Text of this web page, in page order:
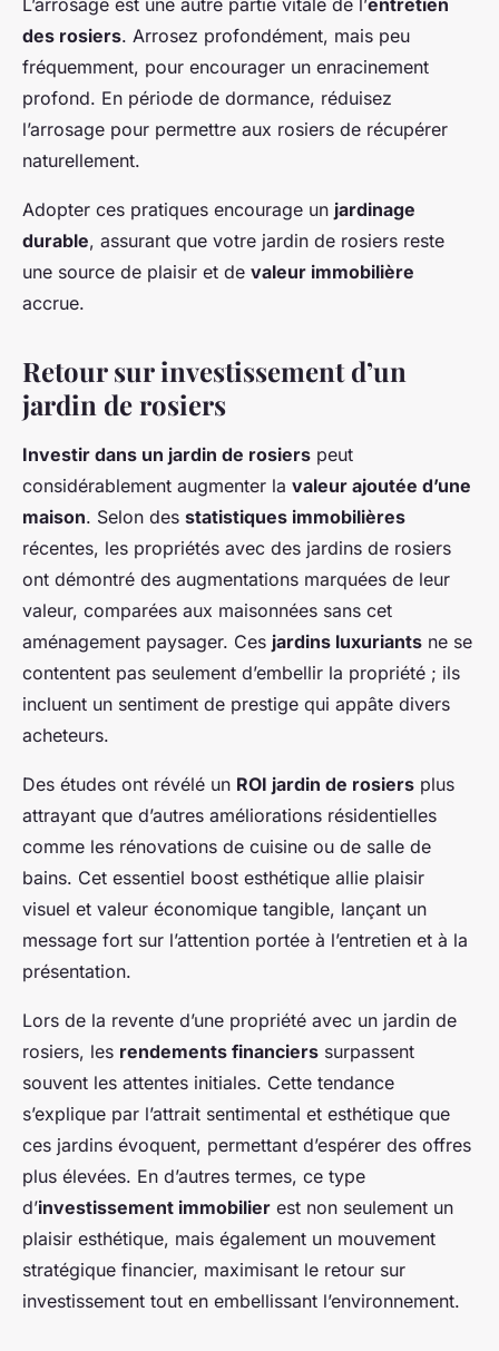
L’arrosage est une autre partie vitale de l’entretien
des rosiers. Arrosez profondément, mais peu
fréquemment, pour encourager un enracinement
profond. En période de dormance, réduisez
l’arrosage pour permettre aux rosiers de récupérer
naturellement.
Adopter ces pratiques encourage un jardinage
durable, assurant que votre jardin de rosiers reste
une source de plaisir et de valeur immobilière
accrue.
Retour sur investissement d’un
jardin de rosiers
Investir dans un jardin de rosiers peut
considérablement augmenter la valeur ajoutée d’une
maison. Selon des statistiques immobilières
récentes, les propriétés avec des jardins de rosiers
ont démontré des augmentations marquées de leur
valeur, comparées aux maisonnées sans cet
aménagement paysager. Ces jardins luxuriants ne se
contentent pas seulement d’embellir la propriété ; ils
incluent un sentiment de prestige qui appâte divers
acheteurs.
Des études ont révélé un ROI jardin de rosiers plus
attrayant que d’autres améliorations résidentielles
comme les rénovations de cuisine ou de salle de
bains. Cet essentiel boost esthétique allie plaisir
visuel et valeur économique tangible, lançant un
message fort sur l’attention portée à l’entretien et à la
présentation.
Lors de la revente d’une propriété avec un jardin de
rosiers, les rendements financiers surpassent
souvent les attentes initiales. Cette tendance
s’explique par l’attrait sentimental et esthétique que
ces jardins évoquent, permettant d’espérer des offres
plus élevées. En d’autres termes, ce type
d’investissement immobilier est non seulement un
plaisir esthétique, mais également un mouvement
stratégique financier, maximisant le retour sur
investissement tout en embellissant l’environnement.